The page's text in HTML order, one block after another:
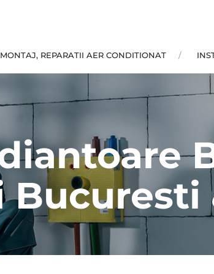
MONTAJ, REPARATII AER CONDITIONAT
Bucuresti